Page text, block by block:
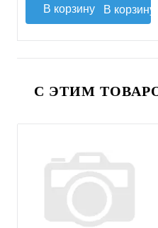
В корзину
С ЭТИМ